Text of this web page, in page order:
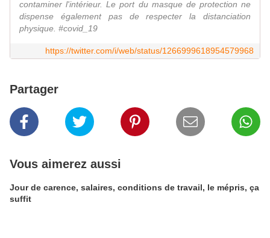
contaminer l'intérieur. Le port du masque de protection ne
dispense également pas de respecter la distanciation
physique. #covid_19
https://twitter.com/i/web/status/1266999618954579968
Partager
Vous aimerez aussi
Jour de carence, salaires, conditions de travail, le mépris, ça
suffit